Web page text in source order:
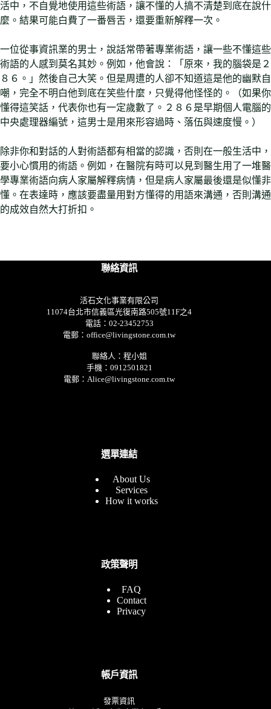
活中，不自覺地使用這些術語，讓不懂的人搞不清楚到底在說什
麼。結果可能白費了一番唇舌，還要重新解釋一次。
一位從事資訊業的男士，說話常帶著專業術語，讓一些不懂這些
術語的人感到莫名其妙。例如，他會說：「原來，我的腦袋是２
８６。」然後自己大笑。但是周遭的人卻不知道這是他的幽默自
嘲，完全不明白他到底在笑些什麼，只覺得他怪怪的。（如果你
懂得這笑話，代表你也有一定歲數了。２８６是早期個人電腦的
中央處理器編號，這男士是用來形容過時、落伍與速度慢。）
除非你和對話的人對術語都有相當的認識，否則在一般生活中，
要小心慣用的術語。例如，在醫院有時可以見到醫生用了一堆醫
學專業術語向病人家屬解釋病情，但是病人家屬最後還是似懂非
懂。在表達時，應該要盡量用對方懂得的用語來溝通，否則溝通
的成效自然大打折扣。
聯絡資訊
活石文化事業有限公司
11074台北市信義區光復南路505號11F之4
電話：02-23452753
電郵：office@livingstone.com.tw
聯絡人：程小姐
手機：0912501821
電郵：Alice@livingstone.com.tw
選單連結
About Us
Services
How it works
政策聲明
FAQ
Contact
Privacy
帳戶資訊
發票資訊